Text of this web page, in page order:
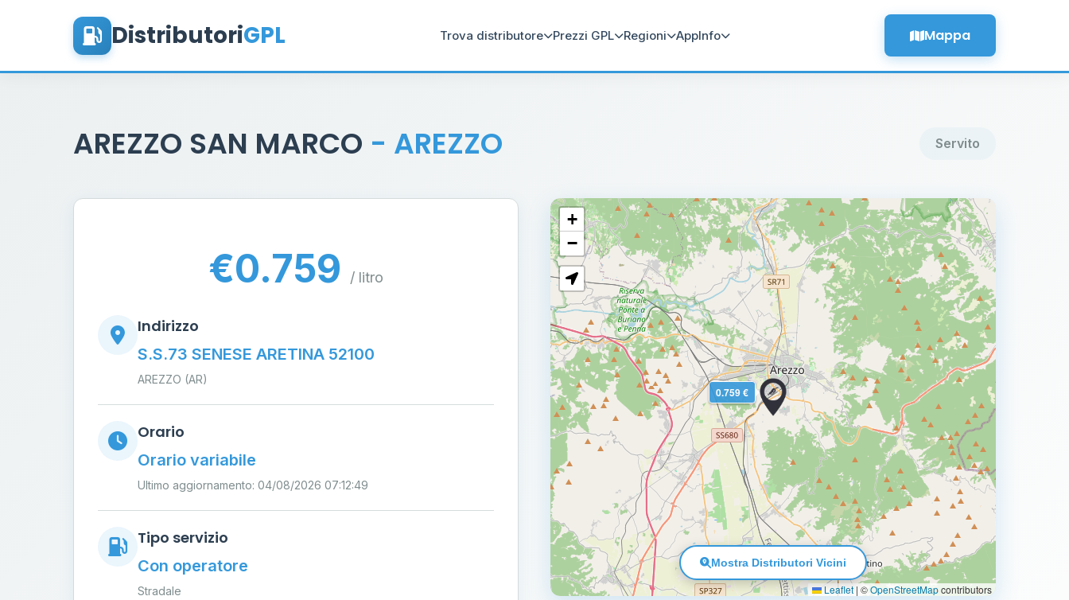
DistributoriGPL Trova distributore Prezzi GPL Regioni AppInfo Mappa
AREZZO SAN MARCO - AREZZO Servito
€0.759 / litro
Indirizzo
S.S.73 SENESE ARETINA 52100
AREZZO (AR)
Orario
Orario variabile
Ultimo aggiornamento: 04/08/2026 07:12:49
Tipo servizio
Con operatore
Stradale
0.759 €
+
−
Leaflet | ©OpenStreetMapcontributors
Mostra Distributori Vicini